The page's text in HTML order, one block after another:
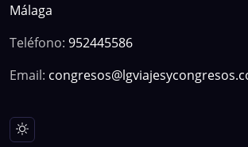
Málaga
Teléfono: 952445586
Email: